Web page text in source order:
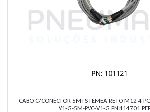
CABO C/CONECTOR 5MTS FEMEA RETO M12 4
V1-G-5M-PVC-V1-G PN:114701